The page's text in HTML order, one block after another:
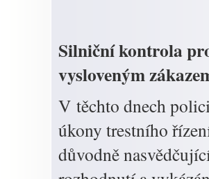
Silniční kontrola
vysloveným
V těchto dnech
úkony trestního
důvodně